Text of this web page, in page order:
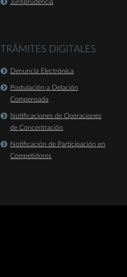
Jurisprudencia
TRÁMITES DIGITALES
Denuncia Electrónica
Postulación a Delación
Compensada
Notificaciones de Operaciones
de Concentración
Notificación de Participación en
Competidores